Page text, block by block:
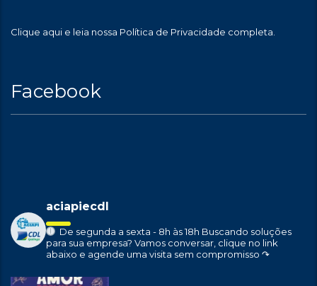
Clique aqui e leia nossa Política de Privacidade completa.
Facebook
aciapiecdl
De segunda a sexta - 8h às 18h Buscando soluções
para sua empresa? Vamos conversar, clique no link
abaixo e agende uma visita sem compromisso ↷